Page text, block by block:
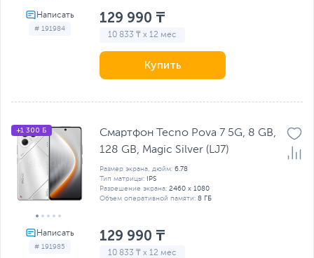
# 191984
129 990 ₸
10 833 ₸ x 12 мес
Купить
# 191985
+1 300 Б
Смартфон Tecno Pova 7 5G, 8 GB,
128 GB, Magic Silver (LJ7)
Размер экрана, дюйм: 6.78
Тип матрицы:
IPS
Разрешение экрана: 2460 x 1080
Объем оперативной памяти: 8 ГБ
129 990 ₸
10 833 ₸ x 12 мес